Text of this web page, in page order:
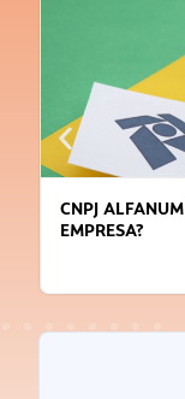
CNPJ
EMPRESA?